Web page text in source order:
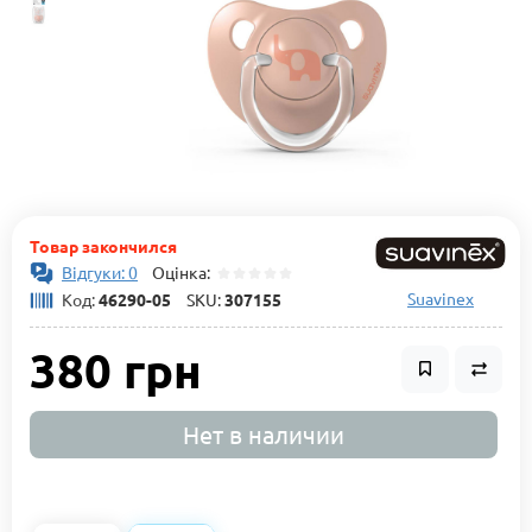
Товар закончился
Відгуки: 0 Оцінка:
Код:46290-05 SKU:307155 Suavinex
380 грн
Нет в наличии